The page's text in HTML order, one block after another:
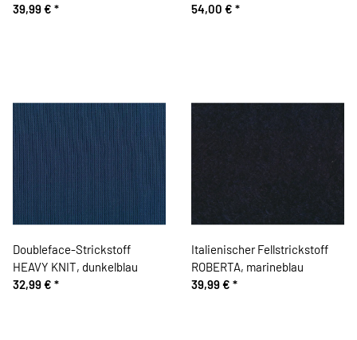
39,99 € *
54,00 € *
Doubleface-Strickstoff
HEAVY KNIT, dunkelblau
32,99 € *
Italienischer Fellstrickstoff
ROBERTA, marineblau
39,99 € *